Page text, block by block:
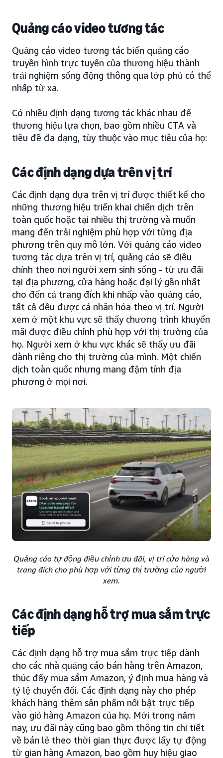
Quảng cáo video tương tác
Quảng cáo video tương tác biến quảng cáo
truyền hình trực tuyến của thương hiệu thành
trải nghiệm sống động thông qua lớp phủ có thể
nhấp từ xa.
Có nhiều định dạng tương tác khác nhau để
thương hiệu lựa chọn, bao gồm nhiều CTA và
tiêu đề đa dạng, tùy thuộc vào mục tiêu của họ:
Các định dạng dựa trên vị trí
Các định dạng dựa trên vị trí được thiết kế cho
những thương hiệu triển khai chiến dịch trên
toàn quốc hoặc tại nhiều thị trường và muốn
mang đến trải nghiệm phù hợp với từng địa
phương trên quy mô lớn. Với quảng cáo video
tương tác dựa trên vị trí, quảng cáo sẽ điều
chỉnh theo nơi người xem sinh sống - từ ưu đãi
tại địa phương, cửa hàng hoặc đại lý gần nhất
cho đến cả trang đích khi nhấp vào quảng cáo,
tất cả đều được cá nhân hóa theo vị trí. Người
xem ở một khu vực sẽ thấy chương trình khuyến
mãi được điều chỉnh phù hợp với thị trường của
họ. Người xem ở khu vực khác sẽ thấy ưu đãi
dành riêng cho thị trường của mình. Một chiến
dịch toàn quốc nhưng mang đậm tính địa
phương ở mọi nơi.
Quảng cáo tự động điều chỉnh ưu đãi, vị trí cửa hàng và
trang đích cho phù hợp với từng thị trường của người
xem.
Các định dạng hỗ trợ mua sắm trực
tiếp
Các định dạng hỗ trợ mua sắm trực tiếp dành
cho các nhà quảng cáo bán hàng trên Amazon,
thúc đẩy mua sắm Amazon, ý định mua hàng và
tỷ lệ chuyển đổi. Các định dạng này cho phép
khách hàng thêm sản phẩm nổi bật trực tiếp
vào giỏ hàng Amazon của họ. Mới trong năm
nay, ưu đãi này cũng bao gồm thông tin chi tiết
về bán lẻ theo thời gian thực được lấy tự động
từ gian hàng Amazon, bao gồm huy hiệu giao